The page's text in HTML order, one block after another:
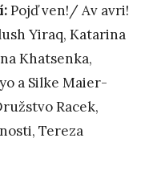
Pojď ven!/ Av avri!
Yiraq, Katarina
Khatsenka,
a Silke Maier-
Racek,
Tereza